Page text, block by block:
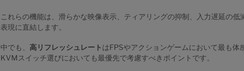
これらの機能は、滑らかな映像表示、ティアリングの抑制、入力遅延の低
表現に直結します。
中でも、 高リフレッシュレート はFPSやアクションゲームにおいて最も体
KVMスイッチ選びにおいても最優先で考慮すべきポイントです。